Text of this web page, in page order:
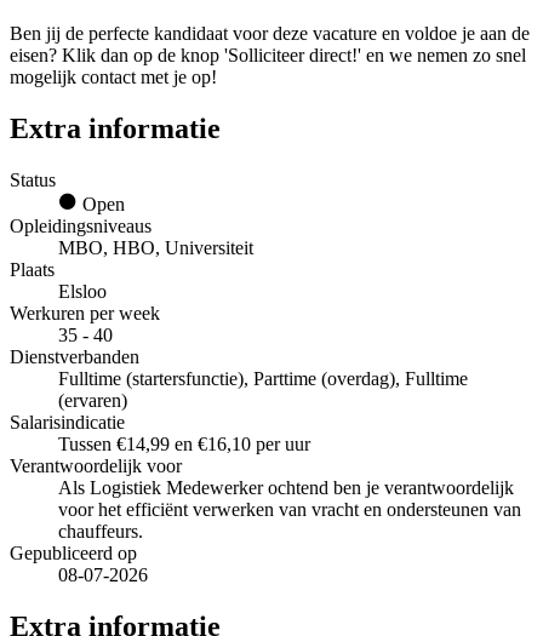
Ben jij de perfecte kandidaat voor deze vacature en voldoe je aan de
eisen? Klik dan op de knop 'Solliciteer direct!' en we nemen zo snel
mogelijk contact met je op!
Extra informatie
Status
Open
Opleidingsniveaus
MBO, HBO, Universiteit
Plaats
Elsloo
Werkuren per week
35 - 40
Dienstverbanden
Fulltime (startersfunctie), Parttime (overdag), Fulltime
(ervaren)
Salarisindicatie
Tussen €14,99 en €16,10 per uur
Verantwoordelijk voor
Als Logistiek Medewerker ochtend ben je verantwoordelijk
voor het efficiënt verwerken van vracht en ondersteunen van
chauffeurs.
Gepubliceerd op
08-07-2026
Extra informatie